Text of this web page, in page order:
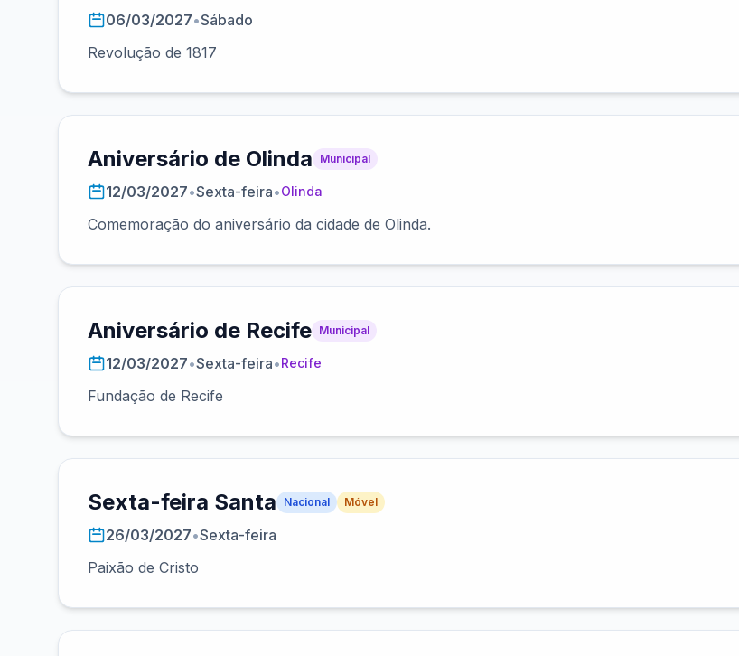
06/03/2027•Sábado
Revolução de 1817
Aniversário de Olinda Municipal
12/03/2027•Sexta-feira•Olinda
Comemoração do aniversário da cidade de Olinda.
Aniversário de Recife Municipal
12/03/2027•Sexta-feira•Recife
Fundação de Recife
Sexta-feira Santa Nacional Móvel
26/03/2027•Sexta-feira
Paixão de Cristo